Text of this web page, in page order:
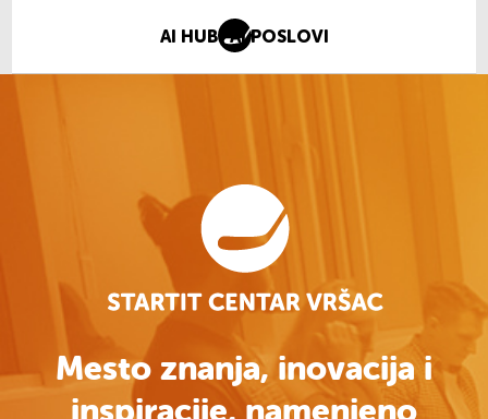
AI HUB AI POSLOVI
Mesto znanja, inovacija i